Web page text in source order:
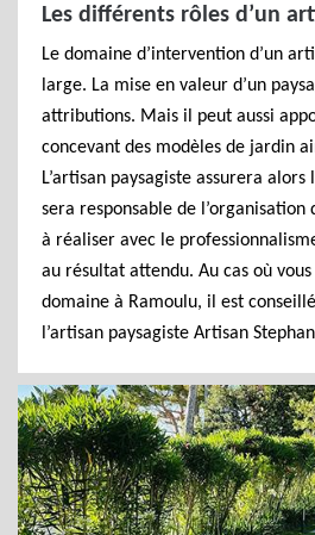
Les différents rôles d’un
Le domaine d’intervention d’un
large. La mise en valeur d’un
attributions. Mais il peut aussi
concevant des modèles de jardin
L’artisan paysagiste assurera
sera responsable de l’organisation
à réaliser avec le
au résultat attendu. Au cas où
domaine à Ramoulu, il est
l’artisan paysagiste Artisan